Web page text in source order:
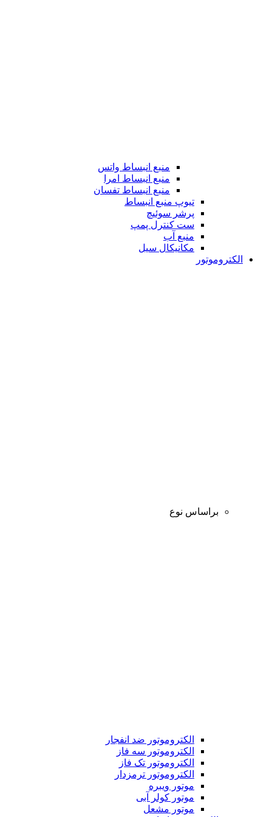
منبع انبساط واتس
منبع انبساط امرا
منبع انبساط تفسان
تیوپ منبع انبساط
پرشر سوئیچ
ست کنترل پمپ
منبع آب
مکانیکال سیل
الکتروموتور
براساس نوع
الکتروموتور ضد انفجار
الکتروموتور سه فاز
الکتروموتور تک فاز
الکتروموتور ترمزدار
موتور ویبره
موتور کولر آبی
موتور مشعل